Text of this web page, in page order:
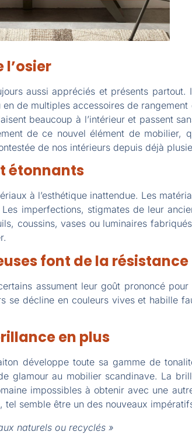
l’osier
aussi appréciés et présents
de multiples accessoires de
beaucoup à l’intérieur et passent
de ce nouvel élément de mobilier,
de nos intérieurs depuis déjà
étonnants
à l’esthétique inattendue. Les
imperfections, stigmates de leur
coussins, vases ou luminaires
font de la résistance
assument leur goût prononcé
se décline en couleurs vives et habille
en plus
développe toute sa gamme de
glamour au mobilier scandinave. La
impossibles à obtenir avec une
semble être un des nouveaux
naturels ou recyclés »